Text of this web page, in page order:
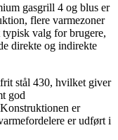
gasgrill 4 og blus er
flere varmezoner
valg for brugere,
direkte og indirekte
stål 430, hvilket giver
god
er
er udført i